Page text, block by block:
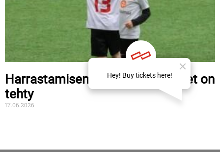
Harrastamisen tuen tukipäätökset on
tehty
17.06.2026